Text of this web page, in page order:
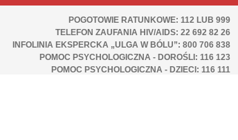
POGOTOWIE RATUNKOWE: 112 LUB 999
TELEFON ZAUFANIA HIV/AIDS: 22 692 82 26
INFOLINIA EKSPERCKA „ULGA W BÓLU”: 800 706 838
POMOC PSYCHOLOGICZNA - DOROŚLI: 116 123
POMOC PSYCHOLOGICZNA - DZIECI: 116 111